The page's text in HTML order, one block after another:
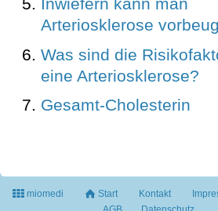
Inwiefern kann man
Arteriosklerose
Was sind die
eine Arteriosklerose?
Gesamt-Cholesterin
miomedi Start Kontakt